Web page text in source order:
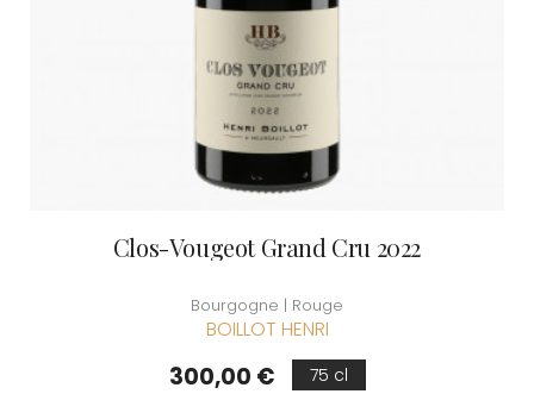
Clos-Vougeot Grand Cru 2022
Bourgogne | Rouge
BOILLOT HENRI
Prix
300,00 € 75 cl